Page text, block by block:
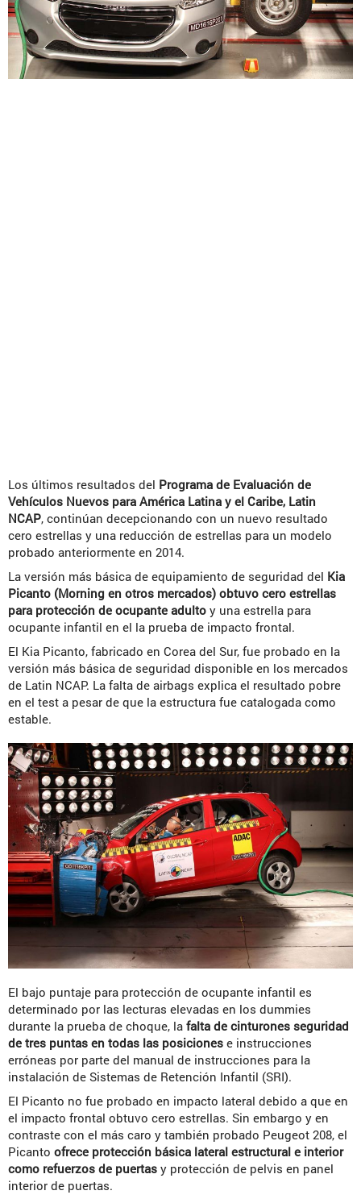
Los últimos resultados del Programa de Evaluación de
Vehículos Nuevos para América Latina y el Caribe, Latin
NCAP, continúan decepcionando con un nuevo resultado
cero estrellas y una reducción de estrellas para un modelo
probado anteriormente en 2014.
La versión más básica de equipamiento de seguridad del Kia
Picanto (Morning en otros mercados) obtuvo cero estrellas
para protección de ocupante adulto y una estrella para
ocupante infantil en el la prueba de impacto frontal.
El Kia Picanto, fabricado en Corea del Sur, fue probado en la
versión más básica de seguridad disponible en los mercados
de Latin NCAP. La falta de airbags explica el resultado pobre
en el test a pesar de que la estructura fue catalogada como
estable.
El bajo puntaje para protección de ocupante infantil es
determinado por las lecturas elevadas en los dummies
durante la prueba de choque, la falta de cinturones seguridad
de tres puntas en todas las posiciones e instrucciones
erróneas por parte del manual de instrucciones para la
instalación de Sistemas de Retención Infantil (SRI).
El Picanto no fue probado en impacto lateral debido a que en
el impacto frontal obtuvo cero estrellas. Sin embargo y en
contraste con el más caro y también probado Peugeot 208, el
Picanto ofrece protección básica lateral estructural e interior
como refuerzos de puertas y protección de pelvis en panel
interior de puertas.